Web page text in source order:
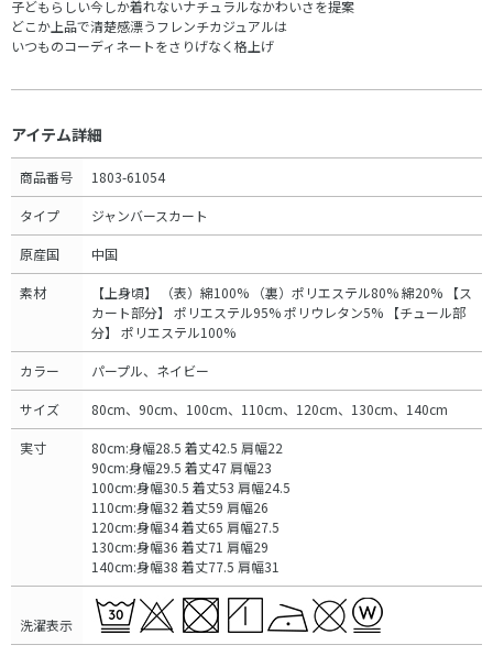
子どもらしい今しか着れないナチュラルなかわいさを提案
どこか上品で清楚感漂うフレンチカジュアルは
いつものコーディネートをさりげなく格上げ
アイテム詳細
商品番号 1803-61054
タイプ ジャンバースカート
原産国 中国
素材
【上身頃】 （表）綿100% （裏）ポリエステル80% 綿20% 【ス
カート部分】 ポリエステル95% ポリウレタン5% 【チュール部
分】 ポリエステル100%
カラー パープル、ネイビー
サイズ 80cm、90cm、100cm、110cm、120cm、130cm、140cm
実寸
80cm:身幅28.5 着丈42.5 肩幅22
90cm:身幅29.5 着丈47 肩幅23
100cm:身幅30.5 着丈53 肩幅24.5
110cm:身幅32 着丈59 肩幅26
120cm:身幅34 着丈65 肩幅27.5
130cm:身幅36 着丈71 肩幅29
140cm:身幅38 着丈77.5 肩幅31
洗濯表示